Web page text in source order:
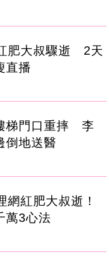
肥大叔驟逝 2天
直播
梯門口重摔 李
倒地送醫
網紅肥大叔逝！
萬3心法